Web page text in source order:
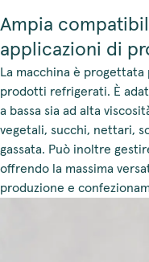
Ampia
applicazioni di
La macchina è progettata
prodotti refrigerati. È
a bassa sia ad alta
vegetali, succhi, nettari,
gassata. Può inoltre
offrendo la massima
produzione e